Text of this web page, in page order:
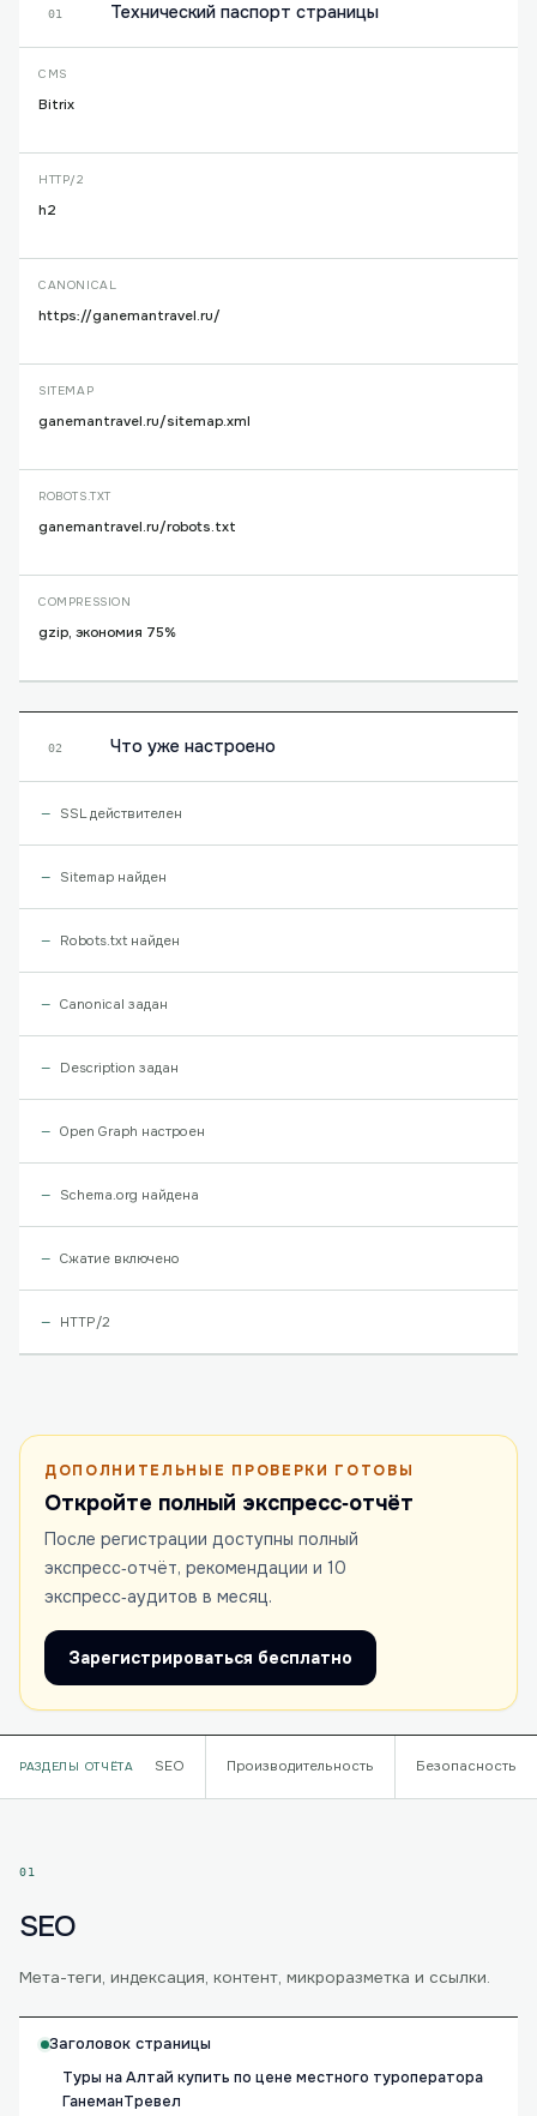
01 Технический паспорт страницы
CMS
Bitrix
HTTP/2
h2
CANONICAL
https://ganemantravel.ru/
SITEMAP
ganemantravel.ru/sitemap.xml
ROBOTS.TXT
ganemantravel.ru/robots.txt
COMPRESSION
gzip, экономия 75%
02 Что уже настроено
SSL действителен
Sitemap найден
Robots.txt найден
Canonical задан
Description задан
Open Graph настроен
Schema.org найдена
Сжатие включено
HTTP/2
ДОПОЛНИТЕЛЬНЫЕ ПРОВЕРКИ ГОТОВЫ
Откройте полный экспресс‑отчёт
После регистрации доступны полный
экспресс‑отчёт, рекомендации и 10
экспресс‑аудитов в месяц.
Зарегистрироваться бесплатно
РАЗДЕЛЫ ОТЧЁТА SEO Производительность Безопасность
01
SEO
Мета-теги, индексация, контент, микроразметка и ссылки.
Заголовок страницы
Туры на Алтай купить по цене местного туроператора
ГанеманТревел